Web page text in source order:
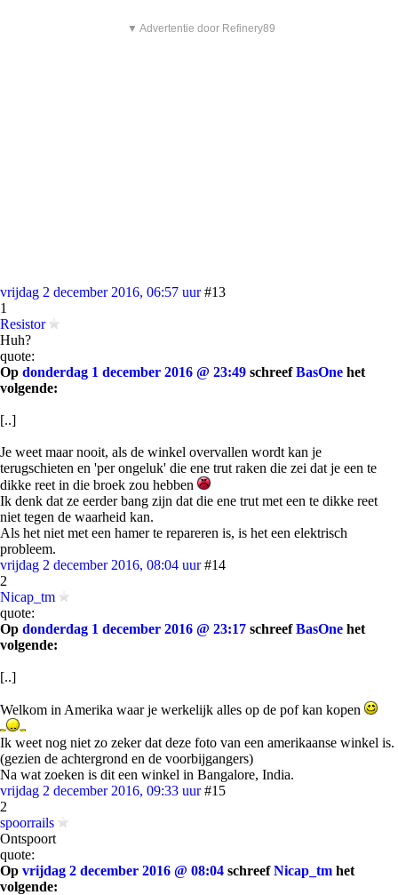
▼ Advertentie door Refinery89
vrijdag 2 december 2016, 06:57 uur #13
1
Resistor
Huh?
quote:
Op donderdag 1 december 2016 @ 23:49 schreefBasOne het
volgende:
[..]
Je weet maar nooit, als de winkel overvallen wordt kan je
terugschieten en 'per ongeluk' die ene trut raken die zei dat je een te
dikke reet in die broek zou hebben
Ik denk dat ze eerder bang zijn dat die ene trut met een te dikke reet
niet tegen de waarheid kan.
Als het niet met een hamer te repareren is, is het een elektrisch
probleem.
vrijdag 2 december 2016, 08:04 uur #14
2
Nicap_tm
quote:
Op donderdag 1 december 2016 @ 23:17 schreefBasOne het
volgende:
[..]
Welkom in Amerika waar je werkelijk alles op de pof kan kopen
Ik weet nog niet zo zeker dat deze foto van een amerikaanse winkel is.
(gezien de achtergrond en de voorbijgangers)
Na wat zoeken is dit een winkel in Bangalore, India.
vrijdag 2 december 2016, 09:33 uur #15
2
spoorrails
Ontspoort
quote:
Op vrijdag 2 december 2016 @ 08:04 schreefNicap_tm het
volgende: